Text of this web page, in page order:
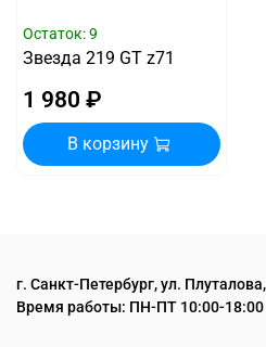
Остаток: 9
Звезда 219 GT z71
1 980 ₽
В корзину
г. Санкт-Петербург, ул.
Время работы: ПН-ПТ 10:00-18:00